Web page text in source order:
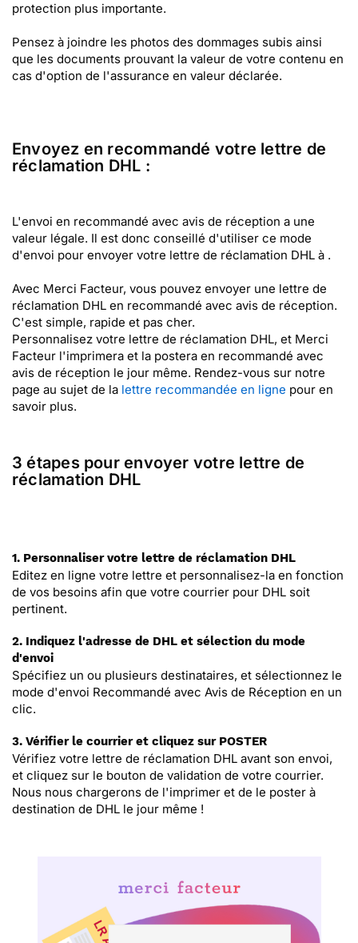
protection plus importante.
Pensez à joindre les photos des dommages subis ainsi
que les documents prouvant la valeur de votre contenu en
cas d'option de l'assurance en valeur déclarée.
Envoyez en recommandé votre lettre de
réclamation DHL :
L'envoi en recommandé avec avis de réception a une
valeur légale. Il est donc conseillé d'utiliser ce mode
d'envoi pour envoyer votre lettre de réclamation DHL à .
Avec Merci Facteur, vous pouvez envoyer une lettre de
réclamation DHL en recommandé avec avis de réception.
C'est simple, rapide et pas cher.
Personnalisez votre lettre de réclamation DHL, et Merci
Facteur l'imprimera et la postera en recommandé avec
avis de réception le jour même. Rendez-vous sur notre
page au sujet de la lettre recommandée en ligne pour en
savoir plus.
3 étapes pour envoyer votre lettre de
réclamation DHL
1. Personnaliser votre lettre de réclamation DHL
Editez en ligne votre lettre et personnalisez-la en fonction
de vos besoins afin que votre courrier pour DHL soit
pertinent.
2. Indiquez l'adresse de DHL et sélection du mode
d'envoi
Spécifiez un ou plusieurs destinataires, et sélectionnez le
mode d'envoi Recommandé avec Avis de Réception en un
clic.
3. Vérifier le courrier et cliquez sur POSTER
Vérifiez votre lettre de réclamation DHL avant son envoi,
et cliquez sur le bouton de validation de votre courrier.
Nous nous chargerons de l'imprimer et de le poster à
destination de DHL le jour même !